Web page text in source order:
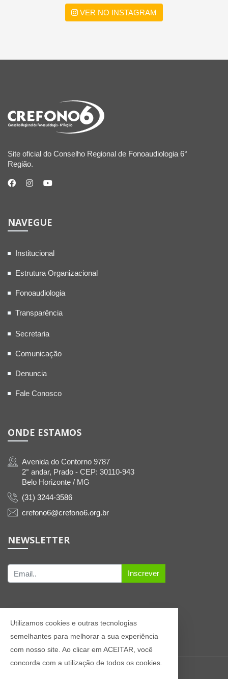
VER NO INSTAGRAM
Site oficial do Conselho Regional de Fonoaudiologia 6°
Região.
NAVEGUE
Institucional
Estrutura Organizacional
Fonoaudiologia
Transparência
Secretaria
Comunicação
Denuncia
Fale Conosco
ONDE ESTAMOS
Avenida do Contorno 9787
2° andar, Prado - CEP: 30110-943
Belo Horizonte / MG
(31) 3244-3586
crefono6@crefono6.org.br
NEWSLETTER
Inscrever
Utilizamos cookies e outras tecnologias
semelhantes para melhorar a sua experiência
com nosso site. Ao clicar em ACEITAR, você
concorda com a utilização de todos os cookies.